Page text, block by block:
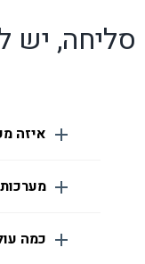
סליחה, יש
איזה
כמה